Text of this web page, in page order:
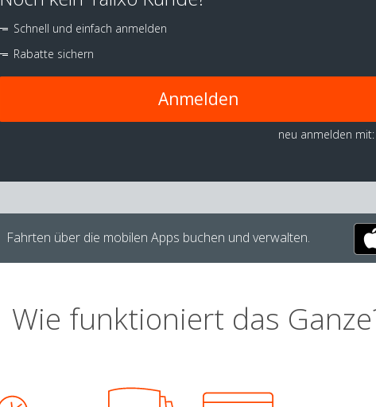
Schnell und einfach anmelden
Rabatte sichern
Anmelden
neu anmelden mit:
Fahrten über die mobilen Apps buchen und verwalten.
Wie funktioniert das